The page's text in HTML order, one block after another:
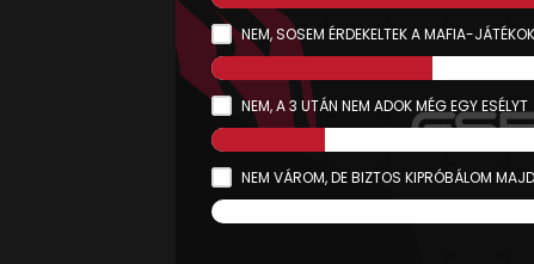
NEM, SOSEM ÉRDEKELTEK A MAFIA-JÁTÉKOK
NEM, A 3 UTÁN NEM ADOK MÉG EGY ESÉLYT
NEM VÁROM, DE BIZTOS KIPRÓBÁLOM MAJD